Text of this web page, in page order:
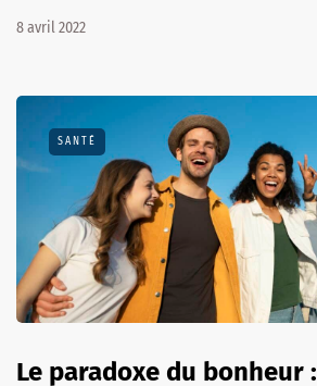
8 avril 2022
SANTÉ
Le paradoxe du bonheur